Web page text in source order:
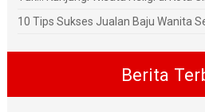
10 Tips Sukses Jualan Baju Wanita
Berita